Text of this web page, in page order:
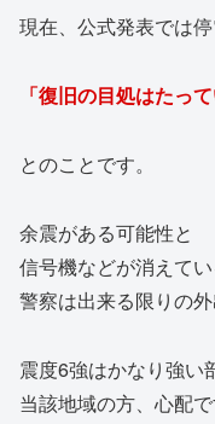
現在、公式発表では
「復旧の目処はたって
とのことです。
余震がある可能性と
信号機などが消えて
警察は出来る限りの
震度6強はかなり強い
当該地域の方、心配で